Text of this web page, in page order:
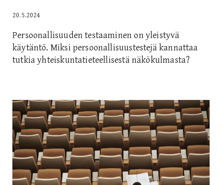
20.5.2024
Persoonallisuuden testaaminen on yleistyvä
käytäntö. Miksi persoonallisuustestejä kannattaa
tutkia yhteiskuntatieteellisestä näkökulmasta?